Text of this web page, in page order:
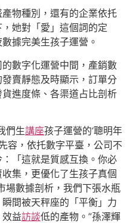
物種別，還有的企業依托
，她對「愛」這個詞的定
據完美生孩子運營。
數字化運營中間，產銷數
賣靜態及時顯示，訂單分
進度條、各渠道占比剖析
們生講座孩子運營的‘聰明年
容，依托數字平臺，公司不
「這就是質感互換。你必
集，更優化了生孩子真個
場數據剖析，我們下張水瓶
間被天秤座的「平衡」力
益訪談低的產物。”孫澤輝